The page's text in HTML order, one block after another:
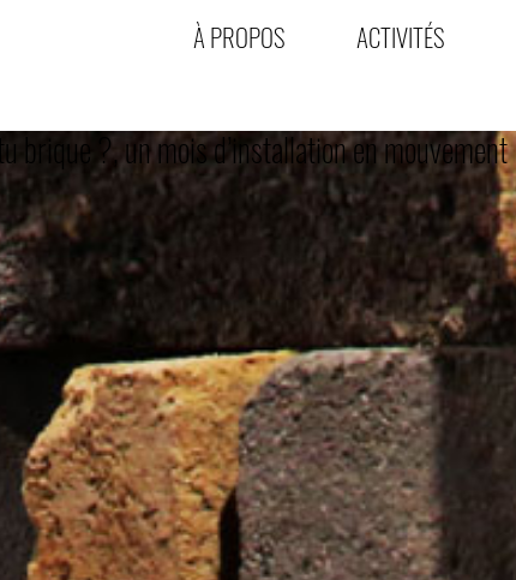
À PROPOS ACTIVITÉS
brique ?, un mois d’installation en mouvement